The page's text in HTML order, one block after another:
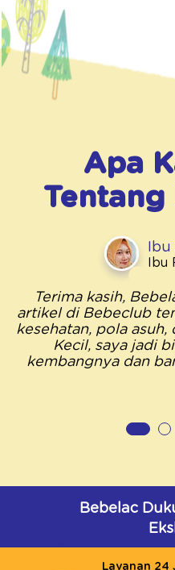
Apa
Tentang
Ibu
Ibu
Terima kasih,
artikel di Bebeclub
kesehatan, pola asuh,
Kecil, saya jadi
kembangnya dan
Bebelac
Layanan 24